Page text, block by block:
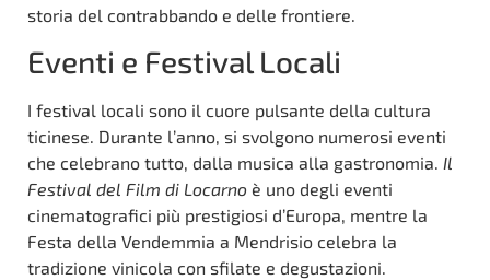
storia del contrabbando e delle frontiere.
Eventi e Festival Locali
I festival locali sono il cuore pulsante della cultura
ticinese. Durante l’anno, si svolgono numerosi eventi
che celebrano tutto, dalla musica alla gastronomia. Il
Festival del Film di Locarno è uno degli eventi
cinematografici più prestigiosi d’Europa, mentre la
Festa della Vendemmia a Mendrisio celebra la
tradizione vinicola con sfilate e degustazioni.